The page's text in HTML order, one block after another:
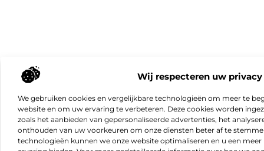
Wij respecteren uw privacy
We gebruiken cookies en vergelijkbare technologieën om meer te
website en om uw ervaring te verbeteren. Deze cookies worden
zoals het aanbieden van gepersonaliseerde advertenties, het
onthouden van uw voorkeuren om onze diensten beter af te
technologieën kunnen we onze website optimaliseren en u een